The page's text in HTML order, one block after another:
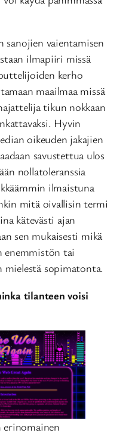
vaientamisen
ilmapiiri missä
kerho
maailmaa missä
tikun nokkaan
Hyvin
oikeuden jakajien
savustettua ulos
nollatoleranssia
ilmaistuna
mitä oivallisin termi
kätevästi ajan
sen mukaisesti mikä
enemmistön tai
mielestä sopimatonta.
tilanteen voisi
erinomainen